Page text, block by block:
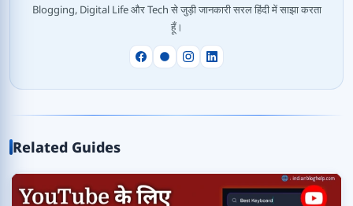
Blogging, Digital Life और Tech से जुड़ी जानकारी सरल हिंदी में साझा करता
हूँ।
Related Guides